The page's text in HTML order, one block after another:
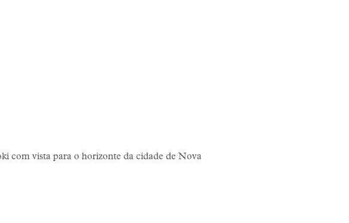
com vista para o horizonte da cidade de Nova